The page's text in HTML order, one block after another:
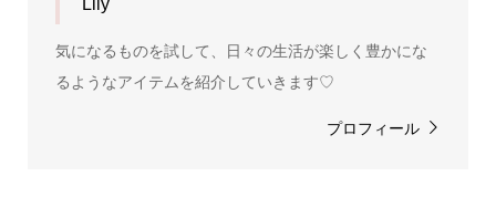
気になるものを試して、日々の生活が楽しく豊かにな
るようなアイテムを紹介していきます♡
プロフィール